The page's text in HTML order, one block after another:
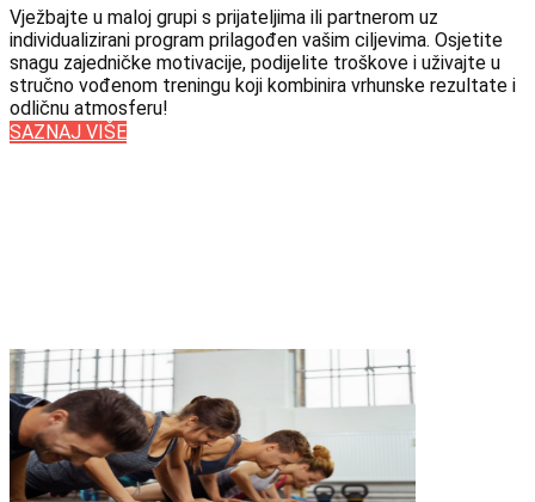
Vježbajte u maloj grupi s prijateljima ili partnerom uz
individualizirani program prilagođen vašim ciljevima. Osjetite
snagu zajedničke motivacije, podijelite troškove i uživajte u
stručno vođenom treningu koji kombinira vrhunske rezultate i
odličnu atmosferu!
SAZNAJ VIŠE